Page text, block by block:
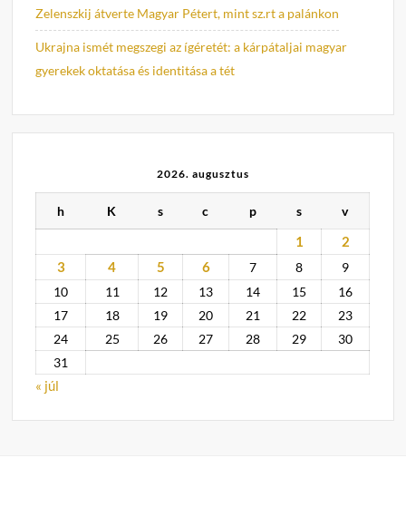
Zelenszkij átverte Magyar Pétert, mint sz.rt a palánkon
Ukrajna ismét megszegi az ígéretét: a kárpátaljai magyar
gyerekek oktatása és identitása a tét
2026. augusztus
h K s c p s v
1
2
3
4 5 6 7 8
9
10
11 12 13 14 15
16
17
18 19 20 21 22
23
24
25 26 27 28 29
30
31
« júl